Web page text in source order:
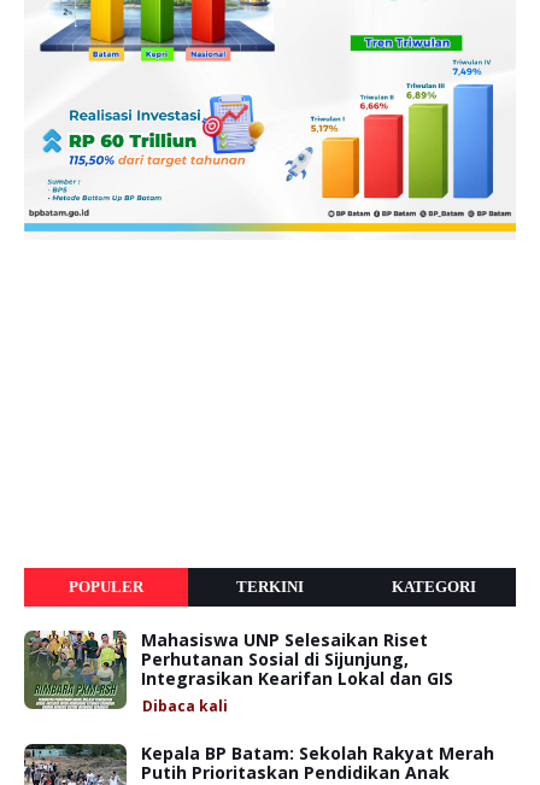
POPULER TERKINI KATEGORI
Mahasiswa UNP Selesaikan Riset
Perhutanan Sosial di Sijunjung,
Integrasikan Kearifan Lokal dan GIS
Dibaca kali
Kepala BP Batam: Sekolah Rakyat Merah
Putih Prioritaskan Pendidikan Anak